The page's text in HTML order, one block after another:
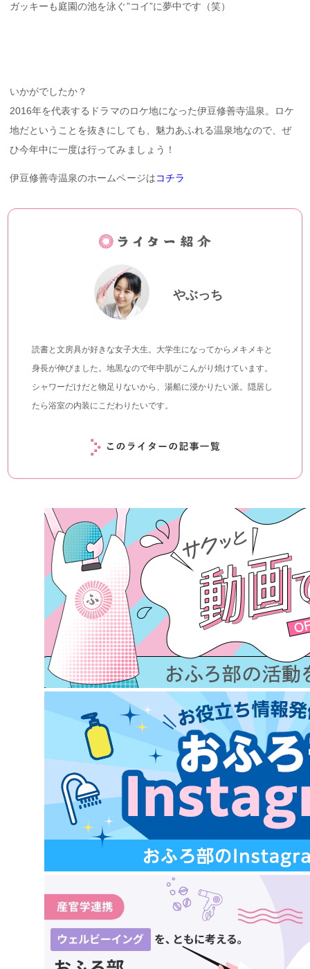
ガッキーも庭園の池を泳ぐ”コイ”に夢中です（笑）
いかがでしたか？
2016年を代表するドラマのロケ地になった伊豆修善寺温泉。ロケ
地だということを抜きにしても、魅力あふれる温泉地なので、ぜ
ひ今年中に一度は行ってみましょう！
伊豆修善寺温泉のホームページはコチラ
やぶっち
読書と文房具が好きな女子大生。大学生になってからメキメキと
身長が伸びました。地黒なので年中肌がこんがり焼けています。
シャワーだけだと物足りないから、湯船に浸かりたい派。隠居し
たら浴室の内装にこだわりたいです。